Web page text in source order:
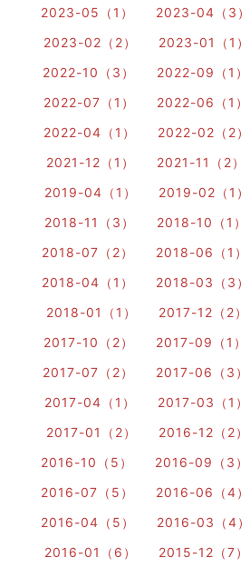
2023-05（1）
2023-04（3）
2023-02（2）
2023-01（1）
2022-10（3）
2022-09（1）
2022-07（1）
2022-06（1）
2022-04（1）
2022-02（2）
2021-12（1）
2021-11（2）
2019-04（1）
2019-02（1）
2018-11（3）
2018-10（1）
2018-07（2）
2018-06（1）
2018-04（1）
2018-03（3）
2018-01（1）
2017-12（2）
2017-10（2）
2017-09（1）
2017-07（2）
2017-06（3）
2017-04（1）
2017-03（1）
2017-01（2）
2016-12（2）
2016-10（5）
2016-09（3）
2016-07（5）
2016-06（4）
2016-04（5）
2016-03（4）
2016-01（6）
2015-12（7）